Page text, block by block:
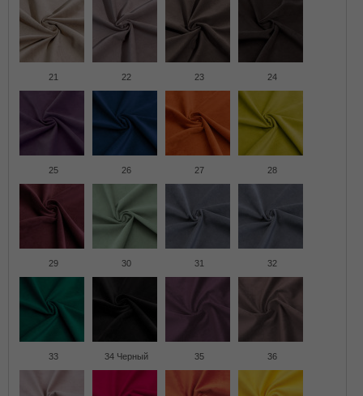
21 22 23 24
25 26 27 28
29 30 31 32
33 34 Черный 35 36